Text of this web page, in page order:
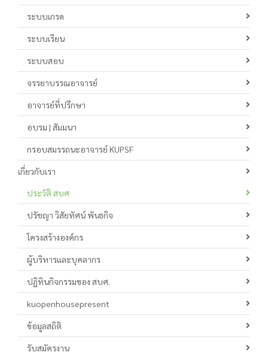
ระบบเกรด
ระบบเรียน
ระบบสอบ
จรรยาบรรณอาจารย์
อาจารย์ที่ปรึกษา
อบรม | สัมมนา
กรอบสมรรถนะอาจารย์ KUPSF
เกี่ยวกับเรา
ประวัติ สบศ
ปรัชญา วิสัยทัศน์ พันธกิจ
โครงสร้างองค์กร
ผู้บริหารและบุคลากร
ปฏิทินกิจกรรมของ สบศ.
kuopenhousepresent
ข้อมูลสถิติ
รับสมัครงาน